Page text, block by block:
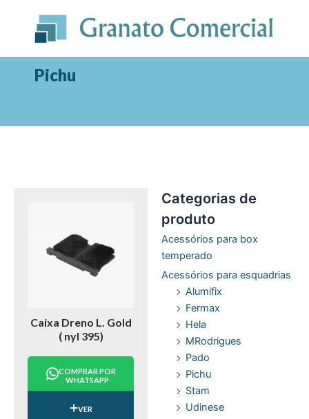
conteúdo
Pichu
Categorias de
produto
Acessórios para box
temperado
Acessórios para esquadrias
Alumifix
Fermax
Hela
MRodrigues
Pado
Pichu
Stam
Udinese
Caixa Dreno L. Gold
( nyl 395)
COMPRAR POR
WHATSAPP
VER